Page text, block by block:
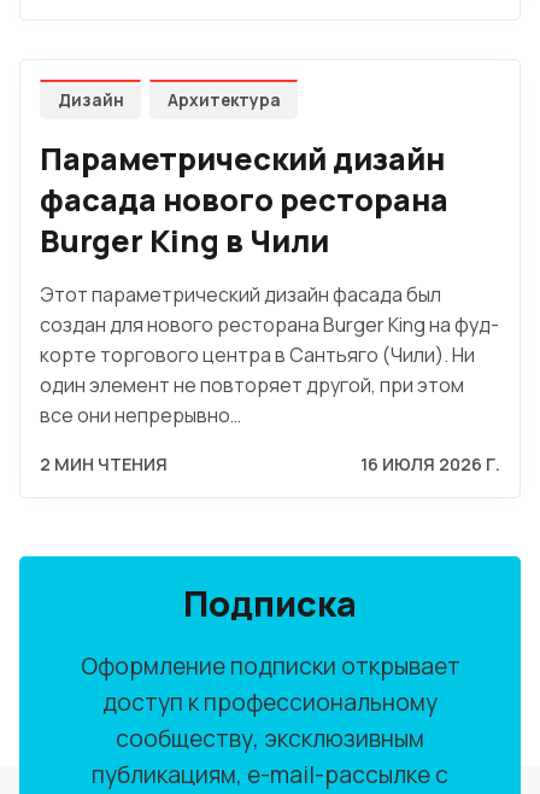
Дизайн Архитектура
Параметрический дизайн
фасада нового ресторана
Burger King в Чили
Этот параметрический дизайн фасада был
создан для нового ресторана Burger King на фуд-
корте торгового центра в Сантьяго (Чили). Ни
один элемент не повторяет другой, при этом
все они непрерывно…
2 МИН ЧТЕНИЯ 16 ИЮЛЯ 2026 Г.
Подписка
Оформление подписки открывает
доступ к профессиональному
сообществу, эксклюзивным
публикациям, e-mail-рассылке с